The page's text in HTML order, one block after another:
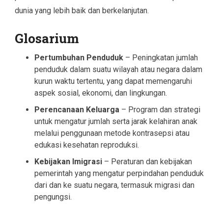
dunia yang lebih baik dan berkelanjutan.
Glosarium
Pertumbuhan Penduduk – Peningkatan jumlah
penduduk dalam suatu wilayah atau negara dalam
kurun waktu tertentu, yang dapat memengaruhi
aspek sosial, ekonomi, dan lingkungan.
Perencanaan Keluarga – Program dan strategi
untuk mengatur jumlah serta jarak kelahiran anak
melalui penggunaan metode kontrasepsi atau
edukasi kesehatan reproduksi.
Kebijakan Imigrasi – Peraturan dan kebijakan
pemerintah yang mengatur perpindahan penduduk
dari dan ke suatu negara, termasuk migrasi dan
pengungsi.